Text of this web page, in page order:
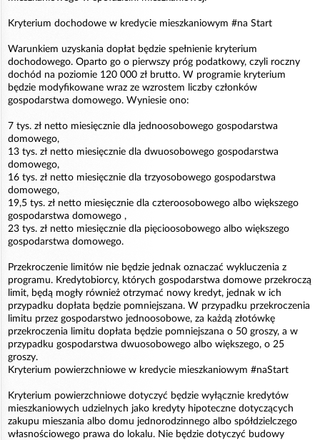
Kryterium dochodowe w kredycie mieszkaniowym #na Start
Warunkiem uzyskania dopłat będzie spełnienie kryterium
dochodowego. Oparto go o pierwszy próg podatkowy, czyli roczny
dochód na poziomie 120 000 zł brutto. W programie kryterium
będzie modyfikowane wraz ze wzrostem liczby członków
gospodarstwa domowego. Wyniesie ono:
7 tys. zł netto miesięcznie dla jednoosobowego gospodarstwa
domowego,
13 tys. zł netto miesięcznie dla dwuosobowego gospodarstwa
domowego,
16 tys. zł netto miesięcznie dla trzyosobowego gospodarstwa
domowego,
19,5 tys. zł netto miesięcznie dla czteroosobowego albo większego
gospodarstwa domowego ,
23 tys. zł netto miesięcznie dla pięcioosobowego albo większego
gospodarstwa domowego.
Przekroczenie limitów nie będzie jednak oznaczać wykluczenia z
programu. Kredytobiorcy, których gospodarstwa domowe przekroczą
limit, będą mogły również otrzymać nowy kredyt, jednak w ich
przypadku dopłata będzie pomniejszana. W przypadku przekroczenia
limitu przez gospodarstwo jednoosobowe, za każdą złotówkę
przekroczenia limitu dopłata będzie pomniejszana o 50 groszy, a w
przypadku gospodarstwa dwuosobowego albo większego, o 25
groszy.
Kryterium powierzchniowe w kredycie mieszkaniowym #naStart
Kryterium powierzchniowe dotyczyć będzie wyłącznie kredytów
mieszkaniowych udzielnych jako kredyty hipoteczne dotyczących
zakupu mieszania albo domu jednorodzinnego albo spółdzielczego
własnościowego prawa do lokalu. Nie będzie dotyczyć budowy